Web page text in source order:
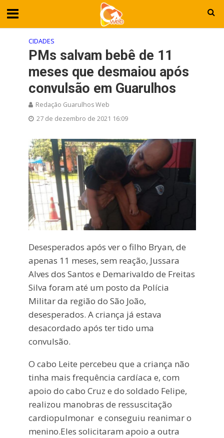
CIDADES
PMs salvam bebê de 11
meses que desmaiou após
convulsão em Guarulhos
Redação Guarulhos Web
27 de dezembro de 2021 16:09
Desesperados após ver o filho Bryan, de
apenas 11 meses, sem reação, Jussara
Alves dos Santos e Demarivaldo de Freitas
Silva foram até um posto da Polícia
Militar da região do São João,
desesperados. A criança já estava
desacordado após ter tido uma
convulsão.
O cabo Leite percebeu que a criança não
tinha mais frequência cardíaca e, com
apoio do cabo Cruz e do soldado Felipe,
realizou manobras de ressuscitação
cardiopulmonar e conseguiu reanimar o
menino.Eles solicitaram apoio a outra